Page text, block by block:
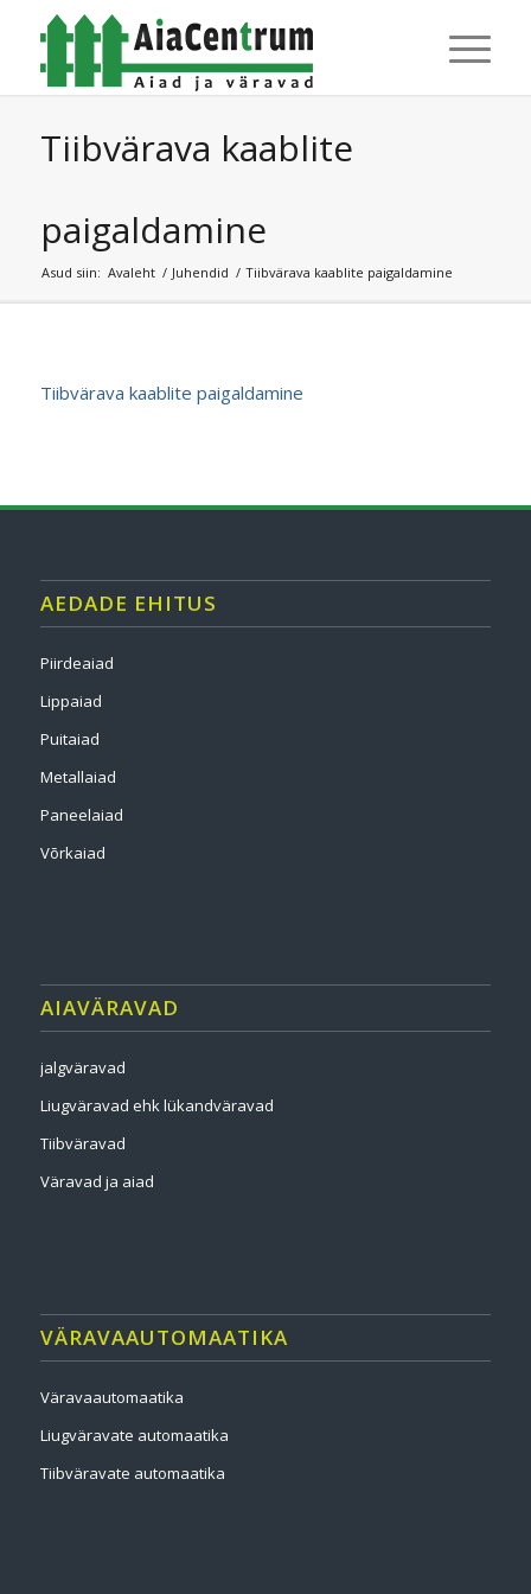
Tiibvärava kaablite
paigaldamine
Asud siin: Avaleht / Juhendid / Tiibvärava kaablite paigaldamine
Tiibvärava kaablite paigaldamine
AEDADE EHITUS
Piirdeaiad
Lippaiad
Puitaiad
Metallaiad
Paneelaiad
Võrkaiad
AIAVÄRAVAD
jalgväravad
Liugväravad ehk lükandväravad
Tiibväravad
Väravad ja aiad
VÄRAVAAUTOMAATIKA
Väravaautomaatika
Liugväravate automaatika
Tiibväravate automaatika